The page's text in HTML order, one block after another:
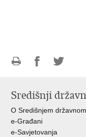
FacebookuTwitteru
Središnji
O Središnjem
e-Građani
e-Savjetovanja